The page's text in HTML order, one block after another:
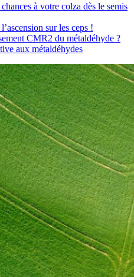
à votre colza dès le semis
sur les ceps !
CMR2 du métaldéhyde ?
aux métaldéhydes